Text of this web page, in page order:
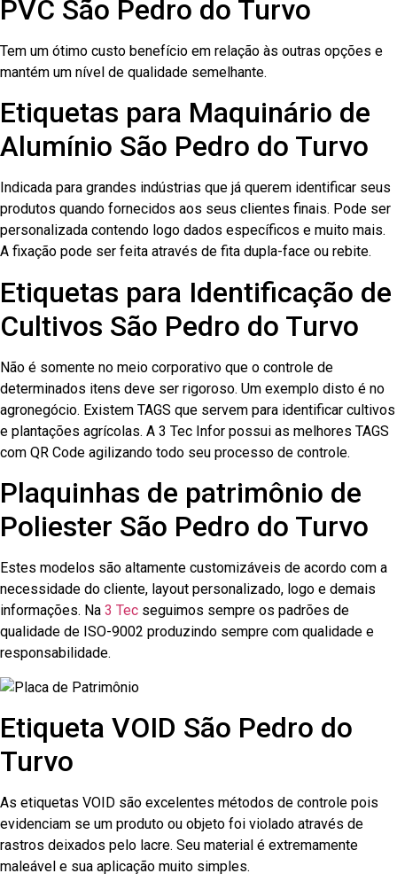
PVC São Pedro do Turvo
Tem um ótimo custo benefício em relação às outras opções e
mantém um nível de qualidade semelhante.
Etiquetas para Maquinário de
Alumínio São Pedro do Turvo
Indicada para grandes indústrias que já querem identificar seus
produtos quando fornecidos aos seus clientes finais. Pode ser
personalizada contendo logo dados específicos e muito mais.
A fixação pode ser feita através de fita dupla-face ou rebite.
Etiquetas para Identificação de
Cultivos São Pedro do Turvo
Não é somente no meio corporativo que o controle de
determinados itens deve ser rigoroso. Um exemplo disto é no
agronegócio. Existem TAGS que servem para identificar cultivos
e plantações agrícolas. A 3 Tec Infor possui as melhores TAGS
com QR Code agilizando todo seu processo de controle.
Plaquinhas de patrimônio de
Poliester São Pedro do Turvo
Estes modelos são altamente customizáveis de acordo com a
necessidade do cliente, layout personalizado, logo e demais
informações. Na 3 Tec seguimos sempre os padrões de
qualidade de ISO-9002 produzindo sempre com qualidade e
responsabilidade.
Etiqueta VOID São Pedro do
Turvo
As etiquetas VOID são excelentes métodos de controle pois
evidenciam se um produto ou objeto foi violado através de
rastros deixados pelo lacre. Seu material é extremamente
maleável e sua aplicação muito simples.